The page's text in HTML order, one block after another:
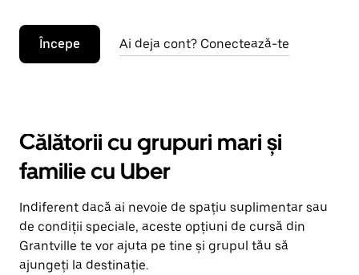
Începe Ai deja cont? Conectează-te
Călătorii cu grupuri mari și
familie cu Uber
Indiferent dacă ai nevoie de spațiu suplimentar sau
de condiții speciale, aceste opțiuni de cursă din
Grantville te vor ajuta pe tine și grupul tău să
ajungeți la destinație.